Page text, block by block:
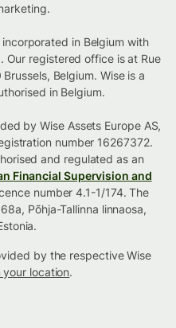
in Belgium with
registered office is at Rue
Belgium. Wise is a
in Belgium.
by Wise Assets Europe AS,
number 16267372.
and regulated as an
Financial Supervision and
number 4.1-1/174. The
Põhja-Tallinna linnaosa,
by the respective Wise
location.